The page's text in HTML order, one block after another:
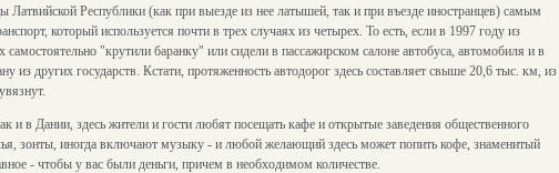
Латвийской Республики (как при выезде из нее латышей, так и при въезде иностранцев) самым
который используется почти в трех случаях из четырех. То есть, если в 1997 году из
"крутили баранку" или сидели в пассажирском салоне автобуса, автомобиля и в
из других государств. Кстати, протяженность автодорог здесь составляет свыше 20,6 тыс. км, из
и в Дании, здесь жители и гости любят посещать кафе и открытые заведения общественного
зонты, иногда включают музыку - и любой желающий здесь может попить кофе, знаменитый
- чтобы у вас были деньги, причем в необходимом количестве.